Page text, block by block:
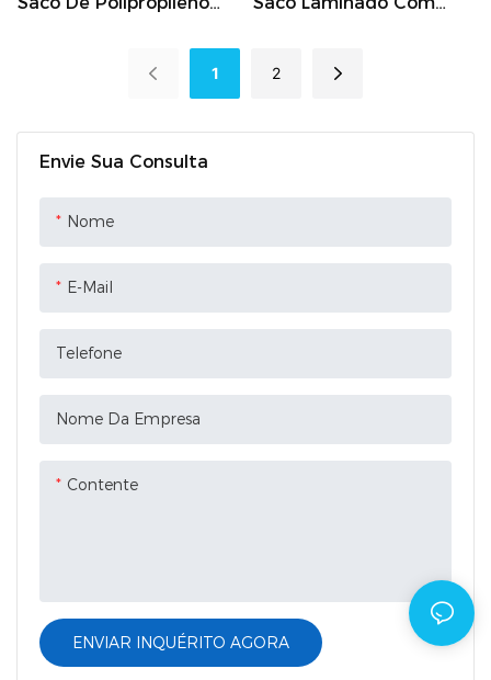
Envie Sua Consulta
Nome
E-Mail
Telefone
Nome Da Empresa
Contente
ENVIAR INQUÉRITO AGORA
80 Kg Para Tomates.
Materiais Químicos.
1 2